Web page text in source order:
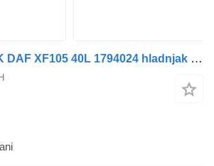
DAF HOLODILNIK DAF XF105 40L 1794024 hladnjak za auto za DAF XF105 tegljača